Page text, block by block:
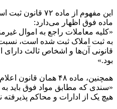
این مفهوم از
ماده فوق اظهار می‌دارد:
«کلیه معاملات راجع به اموال
به ثبت املاک ثبت شده است،
قانونی آن‌ها و اشخاص ثالث دارای
بود.»
همچنین، ماده ۴۸ همان قانون اعلام می‌کند که:
«سندی که مطابق مواد فوق باید
هیچ‌ یک از ادارات و محاکم پذیرفته